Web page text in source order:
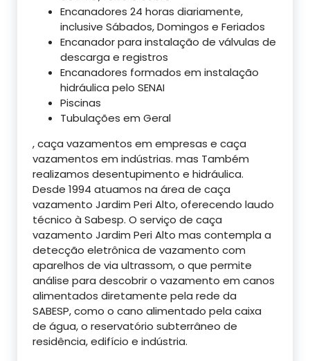
Encanadores 24 horas diariamente,
inclusive Sábados, Domingos e Feriados
Encanador para instalação de válvulas de
descarga e registros
Encanadores formados em instalação
hidráulica pelo SENAI
Piscinas
Tubulações em Geral
, caça vazamentos em empresas e caça
vazamentos em indústrias. mas Também
realizamos desentupimento e hidráulica.
Desde 1994 atuamos na área de caça
vazamento Jardim Peri Alto, oferecendo laudo
técnico à Sabesp. O serviço de caça
vazamento Jardim Peri Alto mas contempla a
detecção eletrônica de vazamento com
aparelhos de via ultrassom, o que permite
análise para descobrir o vazamento em canos
alimentados diretamente pela rede da
SABESP, como o cano alimentado pela caixa
de água, o reservatório subterrâneo de
residência, edifício e indústria.